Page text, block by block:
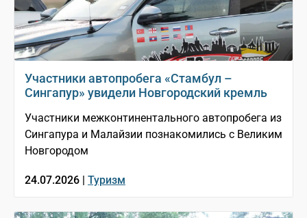
Участники автопробега «Стамбул –
Сингапур» увидели Новгородский кремль
Участники межконтинентального автопробега из
Сингапура и Малайзии познакомились с Великим
Новгородом
24.07.2026 | Туризм